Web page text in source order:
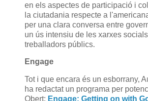
en els aspectes de participació i
la ciutadania respecte a
per una clara conversa entre
un ús intensiu de les xarxes
treballadors públics.
Engage
Tot i que encara és un esborrany,
ha redactat un programa per
Obert: Engage: Getting on with